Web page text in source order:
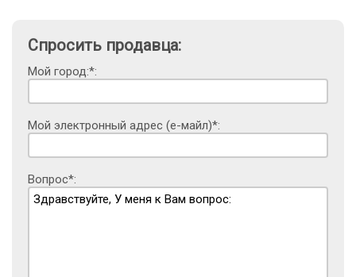
Спросить продавца:
Мой город:*:
Мой электронный адрес (е-майл)*:
Вопрос*: